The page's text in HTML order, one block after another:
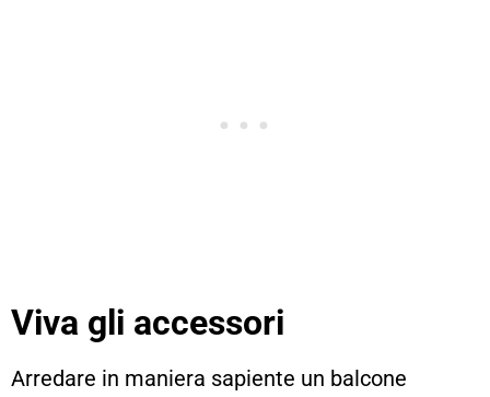
Viva gli accessori
Arredare in maniera sapiente un balcone